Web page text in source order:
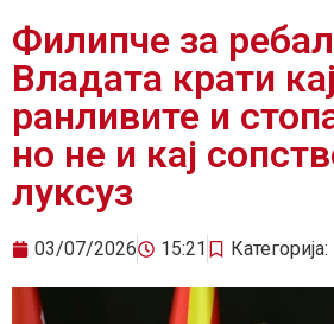
Филипче за
Владата крати
ранливите и
но не и кај
луксуз
03/07/2026 15:21 Категорија: